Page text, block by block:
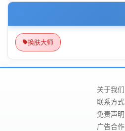
换肤大师
关于我们
联系方式
免责声明
广告合作